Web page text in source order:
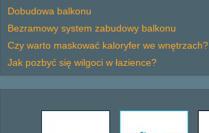
Dobudowa balkonu
Bezramowy system zabudowy balkonu
Czy warto maskować kaloryfer we wnętrzach?
Jak pozbyć się wilgoci w łazience?